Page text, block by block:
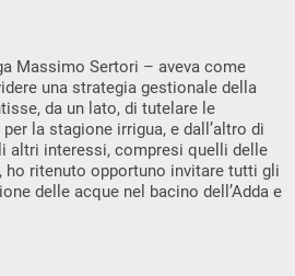
Massimo Sertori – aveva come
una strategia gestionale della
da un lato, di tutelare le
la stagione irrigua, e dall’altro di
altri interessi, compresi quelli delle
ho ritenuto opportuno invitare tutti gli
delle acque nel bacino dell’Adda e